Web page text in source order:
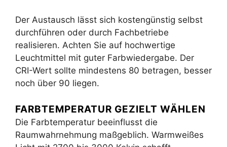
Der Austausch lässt sich kostengünstig selbst
durchführen oder durch Fachbetriebe
realisieren. Achten Sie auf hochwertige
Leuchtmittel mit guter Farbwiedergabe. Der
CRI-Wert sollte mindestens 80 betragen, besser
noch über 90 liegen.
FARBTEMPERATUR GEZIELT WÄHLEN
Die Farbtemperatur beeinflusst die
Raumwahrnehmung maßgeblich. Warmweißes